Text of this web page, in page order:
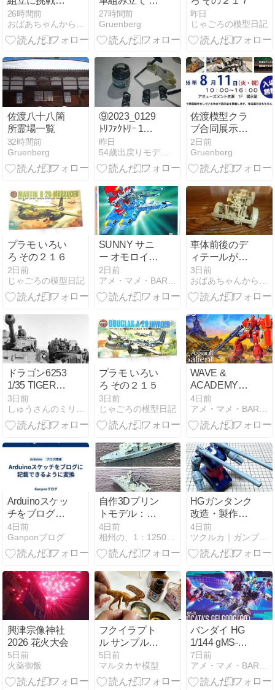
車内の雰囲気
が見えてきま
した
26時間前
体上部をちょ
っと作る 他
27時間前
Gruenberg
昨日
じゃごろの模型日記
佐渡八十八箇
所霊場一覧
32時間前
Gruenberg
⑨2023_0129
ﾄﾘﾌｧｸﾄﾘｰ 1／1
ﾄﾞｲﾂ iiiiv号戦
車 40cm履帯
(中期型) おま
柄塗装
昨日
54歳出戻りモデラー奮戦記
佐渡模型クラ
ブ合同展示会
のお知らせ
2日前
Gruenberg
プラモ いろい
ろ その２１６
2日前
じゃごろの模型日記
SUNNY サニ
ー オモロイド
乱戦の魔術師
フロッガー ■
完全可変タイ
2日前
車体前後のデ
ィテールが完
成！フロント
バンパー＆ウ
インチローラ
3日前
ドラゴン6253
1/35 TIGER1
最後期型後期
（Final Late）
（5）
3日前
プラモ いろい
ろ その２１５
3日前
じゃごろの模型日記
WAVE &
ACADEMY
1/72 ガリアン
重装改
4日前
Arduinoスケッ
チをブログに
記載できるよ
うに変換
4日前
Ganponブログ
自作3Dプリン
トモデル：音
響測定艦・第
一水上訓練支
援隊を構成す
艦・多用途支
援艦の製作
4日前
HGガンタンク
改造・製作記
④｜ディテー
ルアップとス
ジボリ加工
4日前
ツクルカ｜ガンプラ・プラモデル製作ブログ
興津宗像神社
2026 花火大会
5日前
火薬御飯
フクイラプト
ル サンプルキ
ット
5日前
マルタカヤ模型
バンダイ HG
1/144 gMS-01
ゲルググ ボカ
タ機(GQ)
7日前
アメ・マメ・BAR 本店